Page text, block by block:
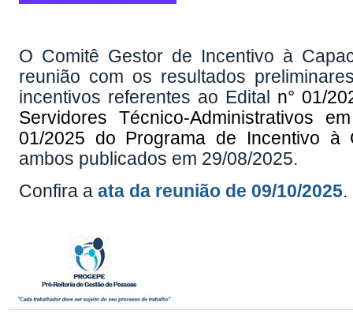
O Comitê Gestor de Incentivo à
reunião com os resultados
incentivos referentes ao Edital n° 01/
Servidores Técnico-Administrativos
01/2025 do Programa de Incentivo
ambos publicados em 29/08/2025.
Confira aata da reunião de 09/10/2025.